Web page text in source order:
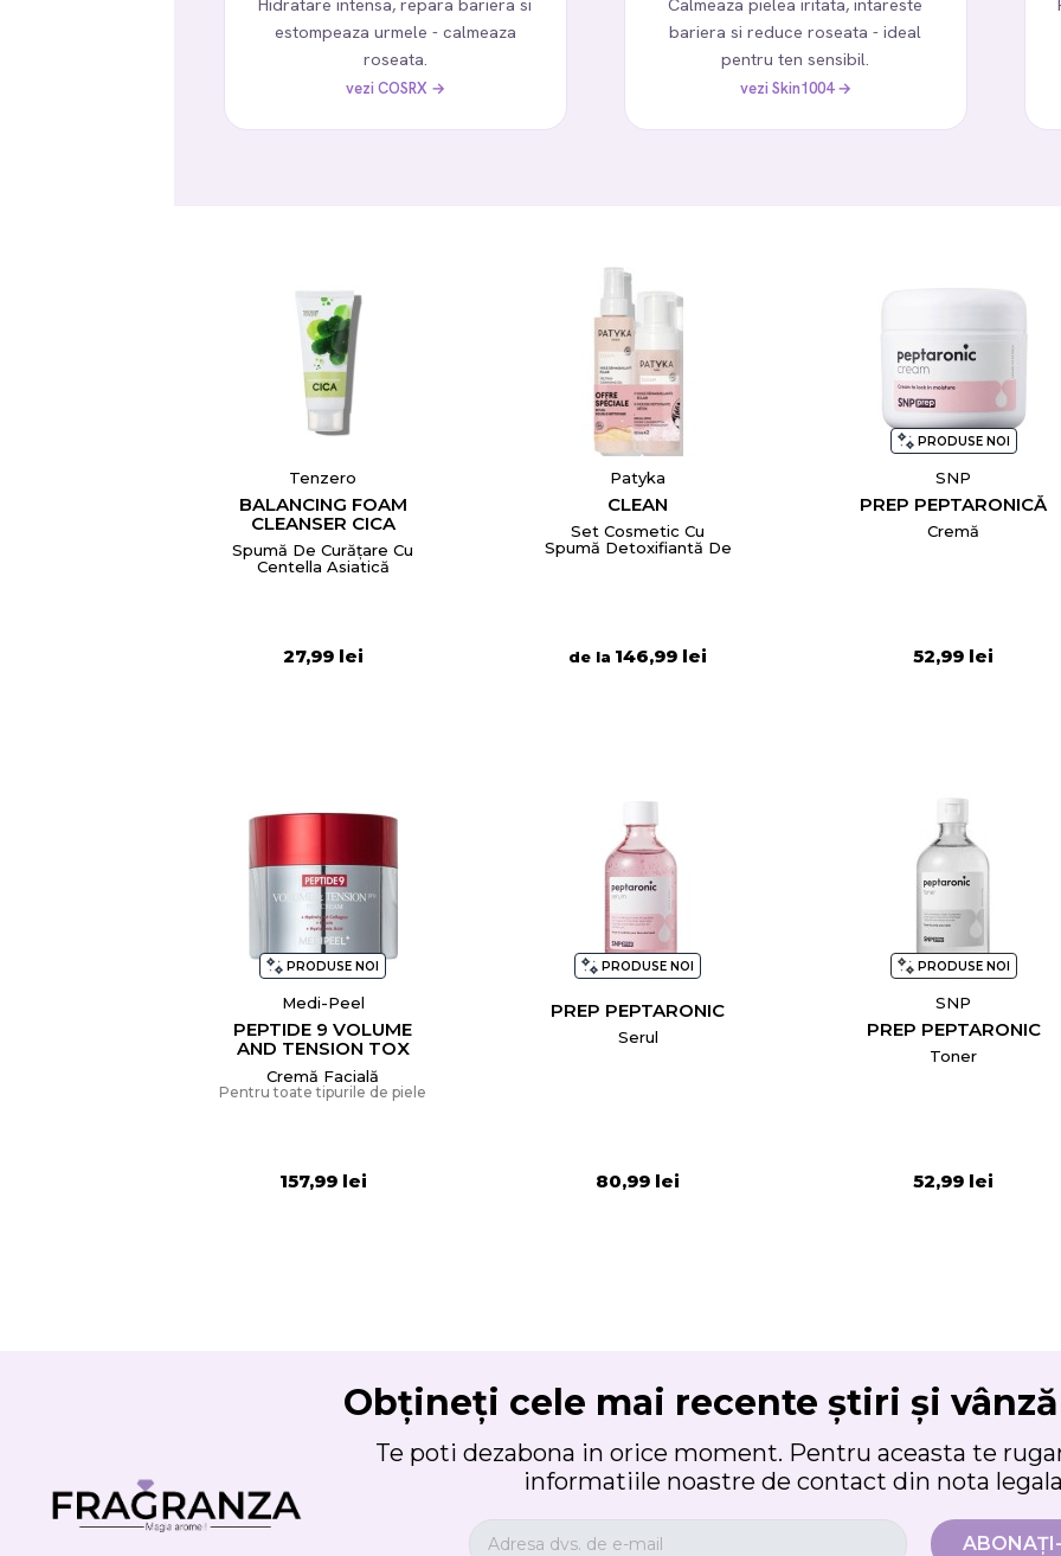
Hidratare intensa, repara bariera si
estompeaza urmele - calmeaza
roseata.
vezi COSRX →
Calmeaza pielea iritata, intareste
bariera si reduce roseata - ideal
pentru ten sensibil.
vezi Skin1004 →
Tenzero
BALANCING FOAM
CLEANSER CICA
Spumă De Curățare Cu
Centella Asiatică
27,99 lei
Patyka
CLEAN
Set Cosmetic Cu
Spumă Detoxifiantă De
de la 146,99 lei
PRODUSE NOI
SNP
PREP PEPTARONICĂ
Cremă
52,99 lei
PRODUSE NOI
Medi-Peel
PEPTIDE 9 VOLUME
AND TENSION TOX
CREAM
Cremă Facială
Pentru toate tipurile de piele
157,99 lei
PRODUSE NOI
PREP PEPTARONIC
Serul
80,99 lei
PRODUSE NOI
SNP
PREP PEPTARONIC
Toner
52,99 lei
Obțineți cele mai recente știri și
Te poti dezabona in orice moment. Pentru aceasta te
informatiile noastre de contact din nota